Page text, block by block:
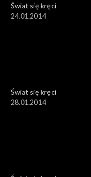
Świat się kręci
24.01.2014
Świat się kręci
28.01.2014